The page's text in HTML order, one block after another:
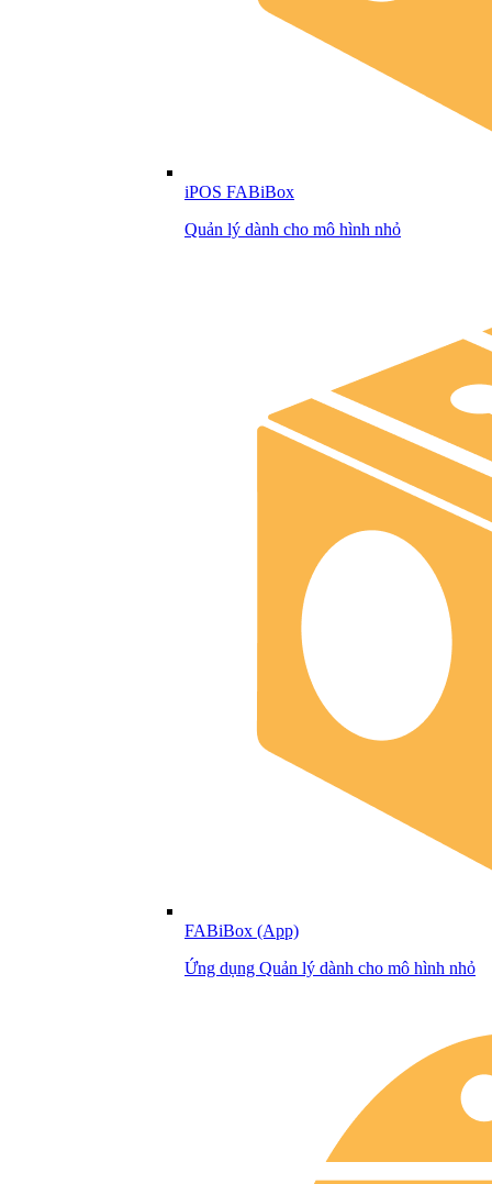
iPOS FABiBox
Quản lý dành cho mô hình nhỏ
FABiBox (App)
Ứng dụng Quản lý dành cho mô hình nhỏ